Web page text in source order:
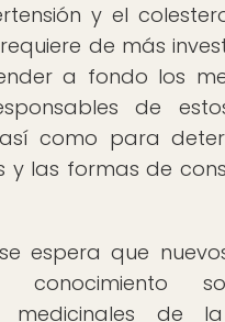
y el
de más
a fondo los
de
como para
y las formas de
espera que
conocimiento
medicinales de